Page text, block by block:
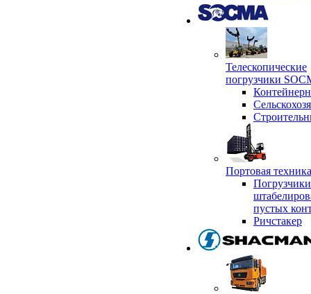
Телескопические
погрузчики
Портовая
пустых
Ричстакер